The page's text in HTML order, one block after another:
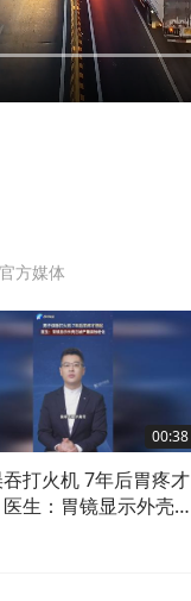
方媒体
00:38
打火机 7年后胃疼才
生：胃镜显示外壳已